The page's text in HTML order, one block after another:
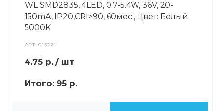
WL SMD2835, 4LED, 0.7-5.4W, 36V, 20-
150mA, IP20,CRI>90, 60мес., Цвет: Белый
5000K
АРТ.019221
4.75 р. / шт
Итого: 95 р.